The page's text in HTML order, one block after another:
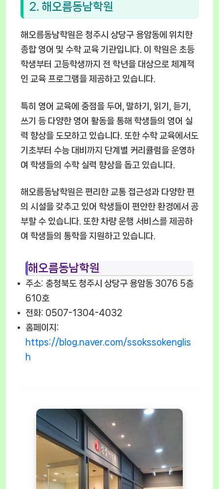
2. 해오름동남학원
해오름동남학원은 청주시 상당구 용암동에 위치한
종합 영어 및 수학 교육 기관입니다. 이 학원은 초등
학생부터 고등학생까지 전 학년을 대상으로 체계적
인 교육 프로그램을 제공하고 있습니다.
특히 영어 교육에 중점을 두어, 말하기, 읽기, 듣기,
쓰기 등 다양한 영어 활동을 통해 학생들의 영어 실
력 향상을 도모하고 있습니다. 또한 수학 교육에서도
기초부터 수능 대비까지 단계별 커리큘럼을 운영하
여 학생들의 수학 실력 향상을 돕고 있습니다.
해오름동남학원은 편리한 교통 접근성과 다양한 편
의 시설을 갖추고 있어 학생들이 편안한 환경에서 공
부할 수 있습니다. 또한 차량 운행 서비스를 제공하
여 학생들의 통학을 지원하고 있습니다.
해오름동남학원
주소: 충청북도 청주시 상당구 용암동 3076 5층
610호
전화: 0507-1304-4032
홈페이지:
https://blog.naver.com/ssokssokenglis
h